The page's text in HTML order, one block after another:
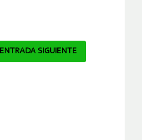
ENTRADA SIGUIENTE